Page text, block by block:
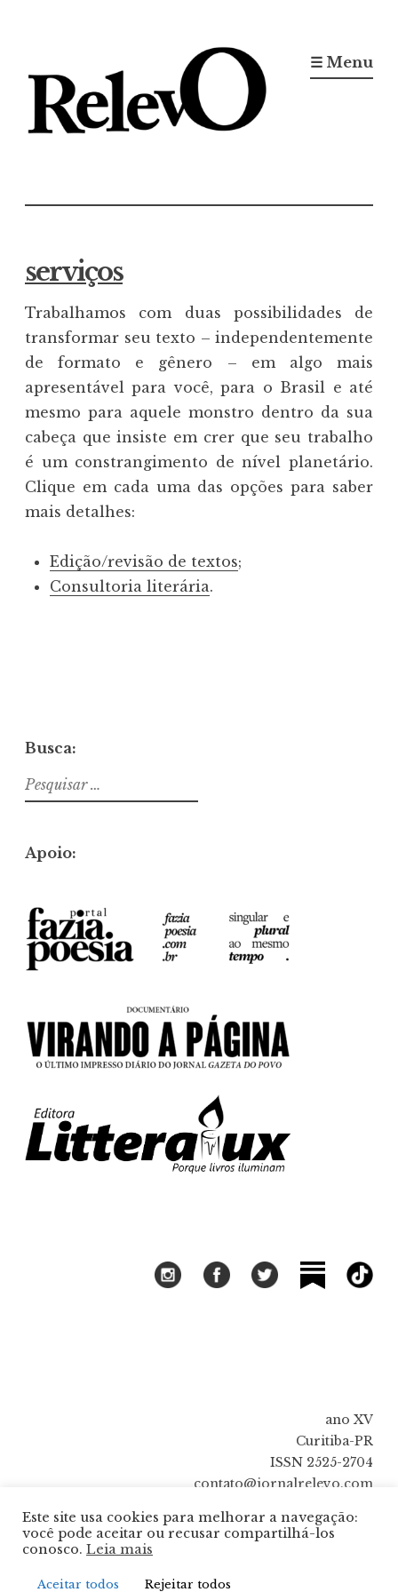
conteúdo
☰ Menu
serviços
Trabalhamos com duas possibilidades de
transformar seu texto – independentemente
de formato e gênero – em algo mais
apresentável para você, para o Brasil e até
mesmo para aquele monstro dentro da sua
cabeça que insiste em crer que seu trabalho
é um constrangimento de nível planetário.
Clique em cada uma das opções para saber
mais detalhes:
Edição/revisão de textos;
Consultoria literária.
Busca:
Pesquisar
por:
Apoio:
ano XV
Curitiba-PR
ISSN 2525-2704
contato@jornalrelevo.com
Este site usa cookies para melhorar a navegação:
você pode aceitar ou recusar compartilhá-los
conosco. Leia mais
Aceitar todos Rejeitar todos